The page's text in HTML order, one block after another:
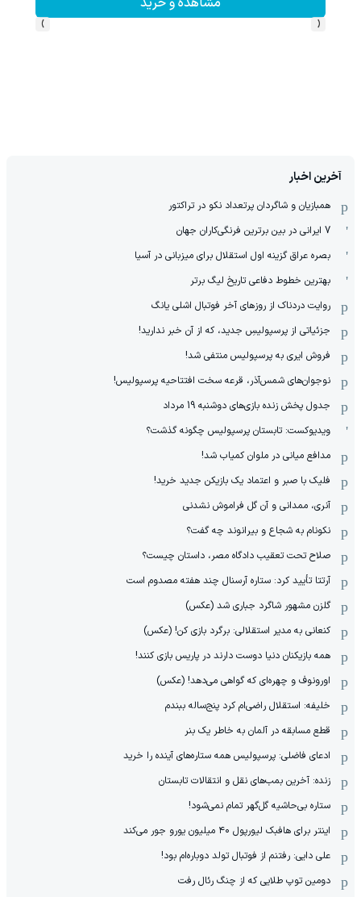
‹
›
آخرین اخبار
همبازیان و شاگردان پرتعداد نکو در تراکتور
7 ایرانی در بین برترین فرنگی‌کاران جهان
بصره عراق گزینه اول استقلال برای میزبانی در آسیا
بهترین خطوط دفاعی تاریخ لیگ برتر
روایت دردناک از روزهای آخر فوتبال اشلی یانگ
جزئیاتی از پرسپولیسِ جدید، که از آن ‌خبر ندارید!
فروش ایری به پرسپولیس منتفی شد!
نوجوان‌های شمس‌آذر، قرعه سخت افتتاحیه پرسپولیس!
جدول پخش زنده بازی‌های دوشنبه 19 مرداد
ویدیوکست: تابستان پرسپولیس چگونه گذشت؟
مدافع میانی در ملوان کمیاب شد!
فلیک با صبر و اعتماد یک بازیکن جدید خرید!
آنری، ممدانی و آن گل فراموش نشدنی
نکونام به شجاع و بیرانوند چه گفت؟
صلاح تحت تعقیب دادگاه مصر، داستان چیست؟
آرتتا تأیید کرد: ستاره آرسنال چند هفته مصدوم است
گلزن مشهور شاگرد جباری شد (عکس)
کنعانی به مدیر استقلالی: برگرد بازی کن! (عکس)
همه بازیکنان دنیا دوست دارند در پاریس بازی کنند!
اورونوف و چهره‌ای که گواهی می‌دهد! (عکس)
خلیفه: استقلال راضی‌ام کرد پنج‌ساله ببندم
قطع مسابقه در آلمان به خاطر یک بنر
ادعای فاضلی: پرسپولیس همه ستاره‌های آینده را خرید
زنده: آخرین بمب‌های نقل و انتقالات تابستان
ستاره بی‌حاشیه گل‌گهر تمام نمی‌شود!
اینتر برای هافبک لیورپول ۴۰ میلیون یورو جور می‌کند
علی دایی: رفتنم از فوتبال تولد دوباره‌ام بود!
دومین توپ طلایی که از چنگ رئال رفت